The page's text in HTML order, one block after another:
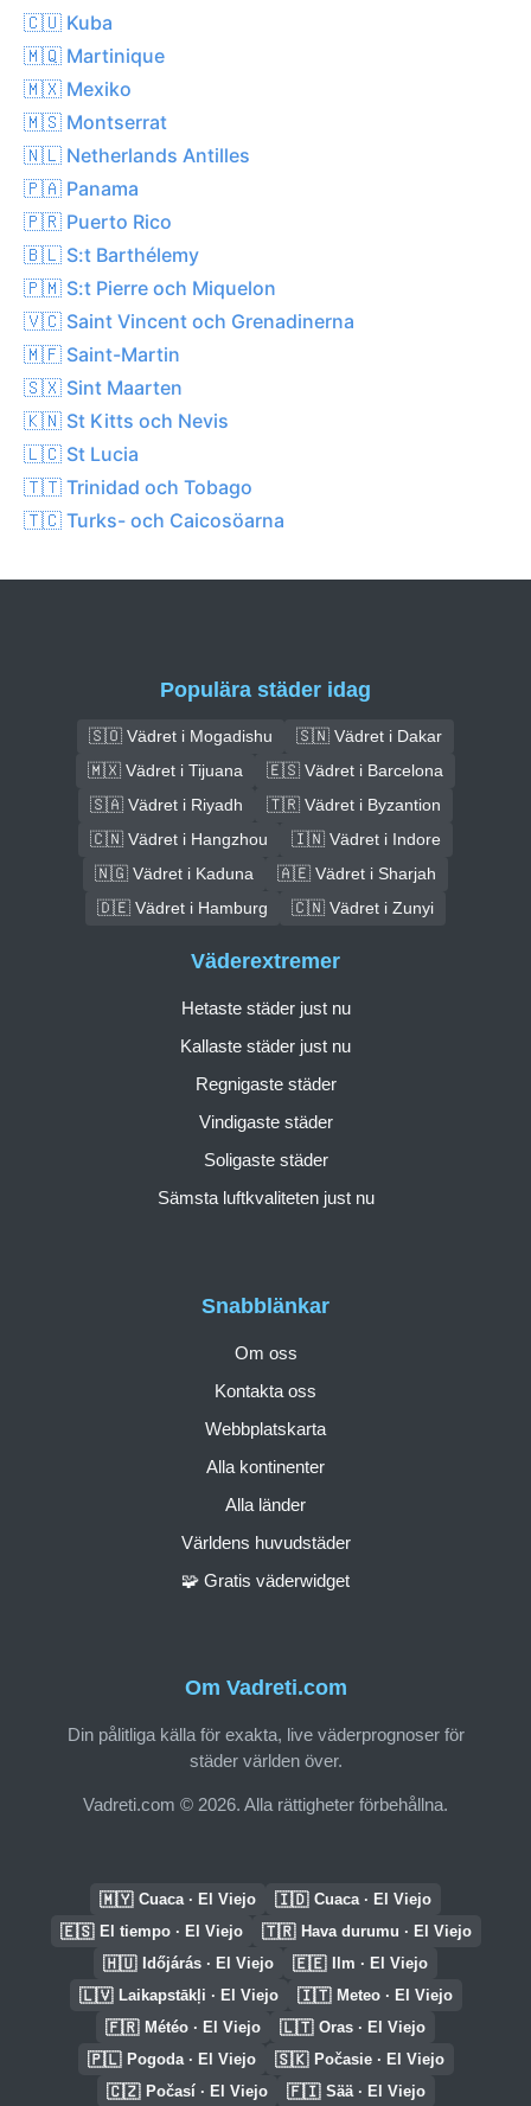
🇨🇺 Kuba
🇲🇶 Martinique
🇲🇽 Mexiko
🇲🇸 Montserrat
🇳🇱 Netherlands Antilles
🇵🇦 Panama
🇵🇷 Puerto Rico
🇧🇱 S:t Barthélemy
🇵🇲 S:t Pierre och Miquelon
🇻🇨 Saint Vincent och Grenadinerna
🇲🇫 Saint-Martin
🇸🇽 Sint Maarten
🇰🇳 St Kitts och Nevis
🇱🇨 St Lucia
🇹🇹 Trinidad och Tobago
🇹🇨 Turks- och Caicosöarna
Populära städer idag
🇸🇴 Vädret i Mogadishu
🇸🇳 Vädret i Dakar
🇲🇽 Vädret i Tijuana
🇪🇸 Vädret i Barcelona
🇸🇦 Vädret i Riyadh
🇹🇷 Vädret i Byzantion
🇨🇳 Vädret i Hangzhou
🇮🇳 Vädret i Indore
🇳🇬 Vädret i Kaduna
🇦🇪 Vädret i Sharjah
🇩🇪 Vädret i Hamburg
🇨🇳 Vädret i Zunyi
Om Vadreti.com
Din pålitliga källa för exakta, live väderprognoser för
städer världen över.
Vadreti.com © 2026. Alla rättigheter förbehållna.
Snabblänkar
Om oss
Kontakta oss
Webbplatskarta
Alla kontinenter
Alla länder
Världens huvudstäder
🧩 Gratis väderwidget
Väderextremer
Hetaste städer just nu
Kallaste städer just nu
Regnigaste städer
Vindigaste städer
Soligaste städer
Sämsta luftkvaliteten just nu
🇲🇾 Cuaca · El Viejo 🇮🇩 Cuaca · El Viejo
🇪🇸 El tiempo · El Viejo 🇹🇷 Hava durumu · El Viejo
🇭🇺 Időjárás · El Viejo 🇪🇪 Ilm · El Viejo
🇱🇻 Laikapstākļi · El Viejo 🇮🇹 Meteo · El Viejo
🇫🇷 Météo · El Viejo 🇱🇹 Oras · El Viejo
🇵🇱 Pogoda · El Viejo 🇸🇰 Počasie · El Viejo
🇨🇿 Počasí · El Viejo 🇫🇮 Sää · El Viejo